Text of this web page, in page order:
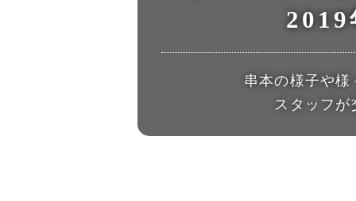
2019
串本の様子や
スタッフ